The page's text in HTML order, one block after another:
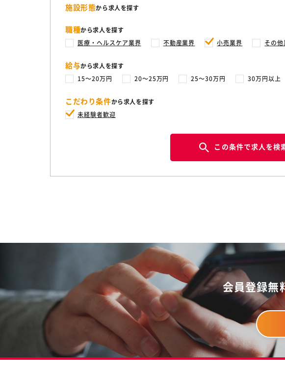
施設形態から求人を探す
職種から求人を探す
医療・ヘルスケア業界 不動産業界 小売業界 その他
給与から求人を探す
15〜20万円 20〜25万円 25〜30万円 30万円以上
こだわり条件から求人を探す
未経験者歓迎
この条件で求人を検
会員登録無